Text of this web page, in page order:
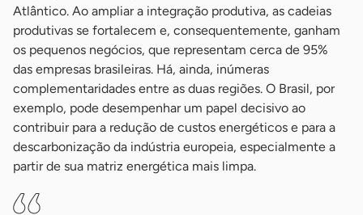
Atlântico. Ao ampliar a integração produtiva, as cadeias
produtivas se fortalecem e, consequentemente, ganham
os pequenos negócios, que representam cerca de 95%
das empresas brasileiras. Há, ainda, inúmeras
complementaridades entre as duas regiões. O Brasil, por
exemplo, pode desempenhar um papel decisivo ao
contribuir para a redução de custos energéticos e para a
descarbonização da indústria europeia, especialmente a
partir de sua matriz energética mais limpa.